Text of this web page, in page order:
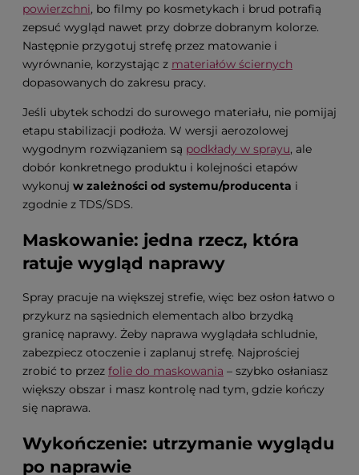
powierzchni, bo filmy po kosmetykach i brud potrafią
zepsuć wygląd nawet przy dobrze dobranym kolorze.
Następnie przygotuj strefę przez matowanie i
wyrównanie, korzystając z materiałów ściernych
dopasowanych do zakresu pracy.
Jeśli ubytek schodzi do surowego materiału, nie pomijaj
etapu stabilizacji podłoża. W wersji aerozolowej
wygodnym rozwiązaniem są podkłady w sprayu, ale
dobór konkretnego produktu i kolejności etapów
wykonuj w zależności od systemu/producenta i
zgodnie z TDS/SDS.
Maskowanie: jedna rzecz, która
ratuje wygląd naprawy
Spray pracuje na większej strefie, więc bez osłon łatwo o
przykurz na sąsiednich elementach albo brzydką
granicę naprawy. Żeby naprawa wyglądała schludnie,
zabezpiecz otoczenie i zaplanuj strefę. Najprościej
zrobić to przez folie do maskowania – szybko osłaniasz
większy obszar i masz kontrolę nad tym, gdzie kończy
się naprawa.
Wykończenie: utrzymanie wyglądu
po naprawie